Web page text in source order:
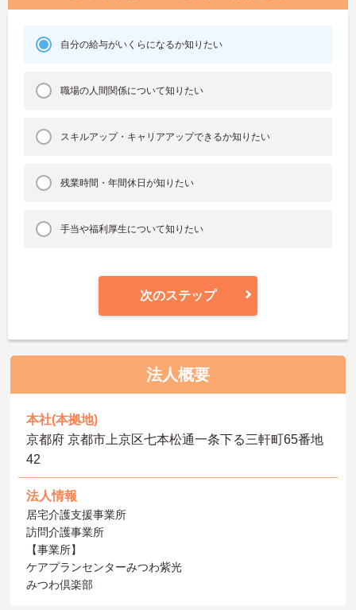
自分の給与がいくらになるか知りたい
職場の人間関係について知りたい
スキルアップ・キャリアアップできるか知りたい
残業時間・年間休日が知りたい
手当や福利厚生について知りたい
次のステップ
法人概要
本社(本拠地)
京都府 京都市上京区七本松通一条下る三軒町65番地
42
法人情報
居宅介護支援事業所
訪問介護事業所
【事業所】
ケアプランセンターみつわ紫光
みつわ倶楽部